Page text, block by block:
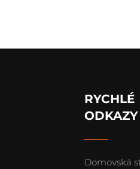
RYCHLÉ
ODKAZY
Domovská